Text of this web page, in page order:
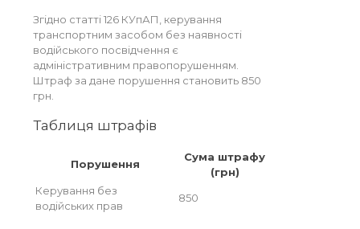
Згідно статті 126 КУпАП, керування
транспортним засобом без наявності
водійського посвідчення є
адміністративним правопорушенням.
Штраф за дане порушення становить 850
грн.
Таблиця штрафів
Порушення
Сума штрафу
(грн)
Керування без
водійських прав
850